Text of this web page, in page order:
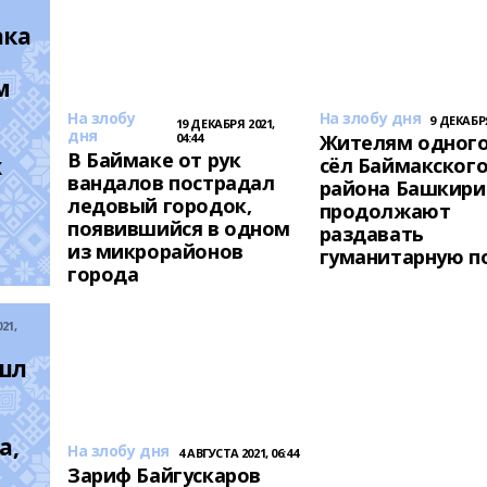
На злобу
дня
19 ДЕКАБРЯ 2021,
04:44
В Баймаке от рук
вандалов пострадал
ледовый городок,
появившийся в одном
из микрорайонов
города
На злобу дня 9
Жителям
сёл
района
продолжают
раздавать
гуманитарную
На злобу дня 4 АВГУСТА 2021, 06:44
Зариф Байгускаров